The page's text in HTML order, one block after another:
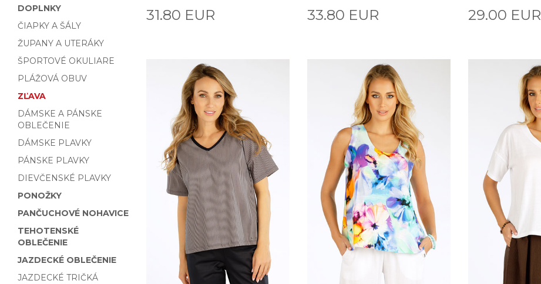
DOPLNKY
ČIAPKY A ŠÁLY
ŽUPANY A UTERÁKY
ŠPORTOVÉ OKULIARE
PLÁŽOVÁ OBUV
ZĽAVA
DÁMSKE A PÁNSKE
OBLEČENIE
DÁMSKE PLAVKY
PÁNSKE PLAVKY
DIEVČENSKÉ PLAVKY
PONOŽKY
PANČUCHOVÉ NOHAVICE
TEHOTENSKÉ
OBLEČENIE
JAZDECKÉ OBLEČENIE
JAZDECKÉ TRIČKÁ
31.80 EUR 33.80 EUR 29.00 EUR